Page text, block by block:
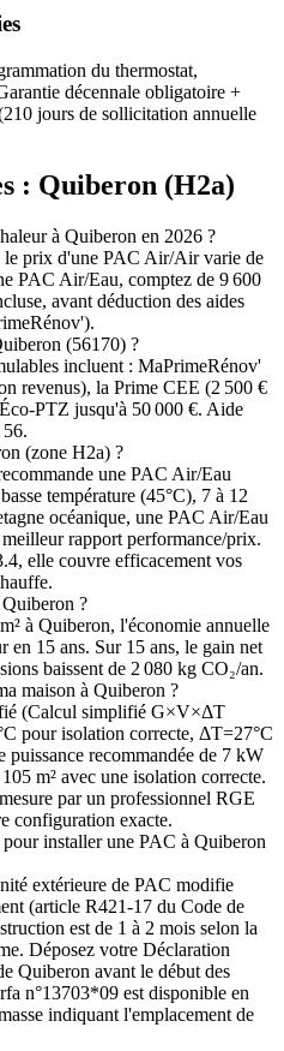
du thermostat,
décennale obligatoire +
jours de sollicitation annuelle
: Quiberon (H2a)
à Quiberon en 2026 ?
prix d'une PAC Air/Air varie de
PAC Air/Eau, comptez de 9 600
avant déduction des aides
(56170) ?
incluent : MaPrimeRénov'
revenus), la Prime CEE (2 500 €
PTZ jusqu'à 50 000 €. Aide
(zone H2a) ?
une PAC Air/Eau
température (45°C), 7 à 12
océanique, une PAC Air/Eau
rapport performance/prix.
elle couvre efficacement vos
?
à Quiberon, l'économie annuelle
en 15 ans. Sur 15 ans, le gain net
baissent de 2 080 kg CO₂/an.
maison à Quiberon ?
(Calcul simplifié G×V×ΔT
pour isolation correcte, ΔT=27°C
puissance recommandée de 7 kW
m² avec une isolation correcte.
par un professionnel RGE
configuration exacte.
installer une PAC à Quiberon
extérieure de PAC modifie
(article R421-17 du Code de
est de 1 à 2 mois selon la
Déposez votre Déclaration
Quiberon avant le début des
n°13703*09 est disponible en
indiquant l'emplacement de